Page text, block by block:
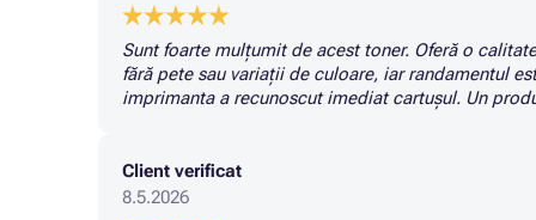
Sunt foarte mulțumit de acest toner. Oferă o
fără pete sau variații de culoare, iar randamentul
imprimanta a recunoscut imediat cartușul. Un
Client verificat
8.5.2026